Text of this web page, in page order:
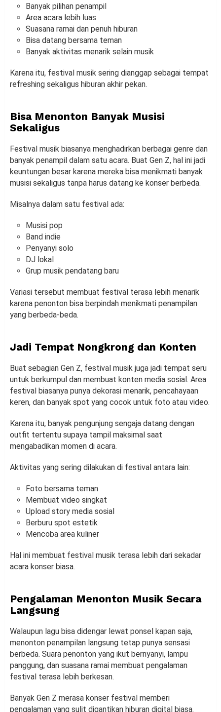
Banyak pilihan penampil
Area acara lebih luas
Suasana ramai dan penuh hiburan
Bisa datang bersama teman
Banyak aktivitas menarik selain musik
Karena itu, festival musik sering dianggap sebagai tempat
refreshing sekaligus hiburan akhir pekan.
Bisa Menonton Banyak Musisi
Sekaligus
Festival musik biasanya menghadirkan berbagai genre dan
banyak penampil dalam satu acara. Buat Gen Z, hal ini jadi
keuntungan besar karena mereka bisa menikmati banyak
musisi sekaligus tanpa harus datang ke konser berbeda.
Misalnya dalam satu festival ada:
Musisi pop
Band indie
Penyanyi solo
DJ lokal
Grup musik pendatang baru
Variasi tersebut membuat festival terasa lebih menarik
karena penonton bisa berpindah menikmati penampilan
yang berbeda-beda.
Jadi Tempat Nongkrong dan Konten
Buat sebagian Gen Z, festival musik juga jadi tempat seru
untuk berkumpul dan membuat konten media sosial. Area
festival biasanya punya dekorasi menarik, pencahayaan
keren, dan banyak spot yang cocok untuk foto atau video.
Karena itu, banyak pengunjung sengaja datang dengan
outfit tertentu supaya tampil maksimal saat
mengabadikan momen di acara.
Aktivitas yang sering dilakukan di festival antara lain:
Foto bersama teman
Membuat video singkat
Upload story media sosial
Berburu spot estetik
Mencoba area kuliner
Hal ini membuat festival musik terasa lebih dari sekadar
acara konser biasa.
Pengalaman Menonton Musik Secara
Langsung
Walaupun lagu bisa didengar lewat ponsel kapan saja,
menonton penampilan langsung tetap punya sensasi
berbeda. Suara penonton yang ikut bernyanyi, lampu
panggung, dan suasana ramai membuat pengalaman
festival terasa lebih berkesan.
Banyak Gen Z merasa konser festival memberi
pengalaman yang sulit digantikan hiburan digital biasa.